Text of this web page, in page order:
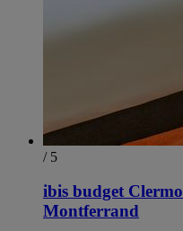
/ 5
ibis budget
Montferrand